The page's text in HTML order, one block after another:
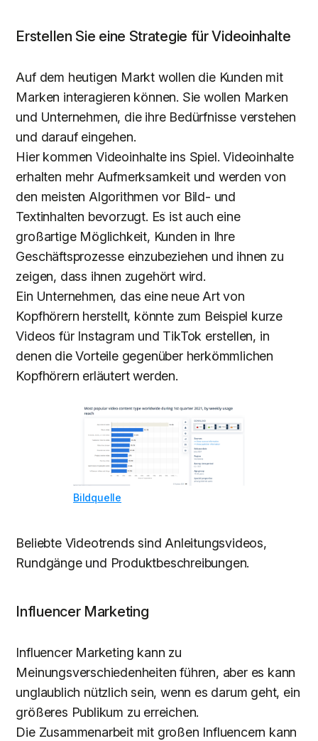
Erstellen Sie eine Strategie für Videoinhalte
Auf dem heutigen Markt wollen die Kunden mit
Marken interagieren können. Sie wollen Marken
und Unternehmen, die ihre Bedürfnisse verstehen
und darauf eingehen.
Hier kommen Videoinhalte ins Spiel. Videoinhalte
erhalten mehr Aufmerksamkeit und werden von
den meisten Algorithmen vor Bild- und
Textinhalten bevorzugt. Es ist auch eine
großartige Möglichkeit, Kunden in Ihre
Geschäftsprozesse einzubeziehen und ihnen zu
zeigen, dass ihnen zugehört wird.
Ein Unternehmen, das eine neue Art von
Kopfhörern herstellt, könnte zum Beispiel kurze
Videos für Instagram und TikTok erstellen, in
denen die Vorteile gegenüber herkömmlichen
Kopfhörern erläutert werden.
Bildquelle
Beliebte Videotrends sind Anleitungsvideos,
Rundgänge und Produktbeschreibungen.
Influencer Marketing
Influencer Marketing kann zu
Meinungsverschiedenheiten führen, aber es kann
unglaublich nützlich sein, wenn es darum geht, ein
größeres Publikum zu erreichen.
Die Zusammenarbeit mit großen Influencern kann